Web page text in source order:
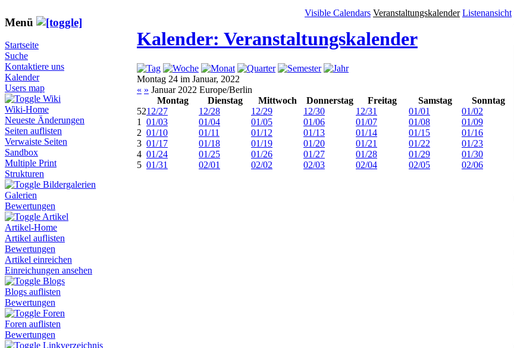
Menü
Startseite
Suche
Kontaktiere uns
Kalender
Users map
Wiki
Wiki-Home
Neueste Änderungen
Seiten auflisten
Verwaiste Seiten
Sandbox
Multiple Print
Strukturen
Bildergalerien
Galerien
Bewertungen
Artikel
Artikel-Home
Artikel auflisten
Bewertungen
Artikel einreichen
Einreichungen ansehen
Blogs
Blogs auflisten
Bewertungen
Foren
Foren auflisten
Bewertungen
Linkverzeichnis
Visible Calendars Veranstaltungskalender Listenansicht
Kalender: Veranstaltungskalender
Montag 24 im Januar, 2022
« » Januar 2022 Europe/Berlin
Montag
Dienstag Mittwoch Donnerstag Freitag Samstag
Sonntag
5212/27 12/28 12/29 12/30 12/31 01/01
01/02
1
01/03 01/04 01/05 01/06 01/07 01/08
01/09
2 01/10 01/11 01/12 01/13 01/14 01/15
01/16
3 01/17 01/18 01/19 01/20 01/21 01/22
01/23
4 01/24 01/25 01/26 01/27 01/28 01/29
01/30
5 01/31 02/01 02/02 02/03 02/04 02/05 02/06